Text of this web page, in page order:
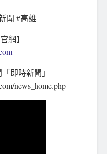
聞 #高雄
網】
即時新聞」
news_home.php